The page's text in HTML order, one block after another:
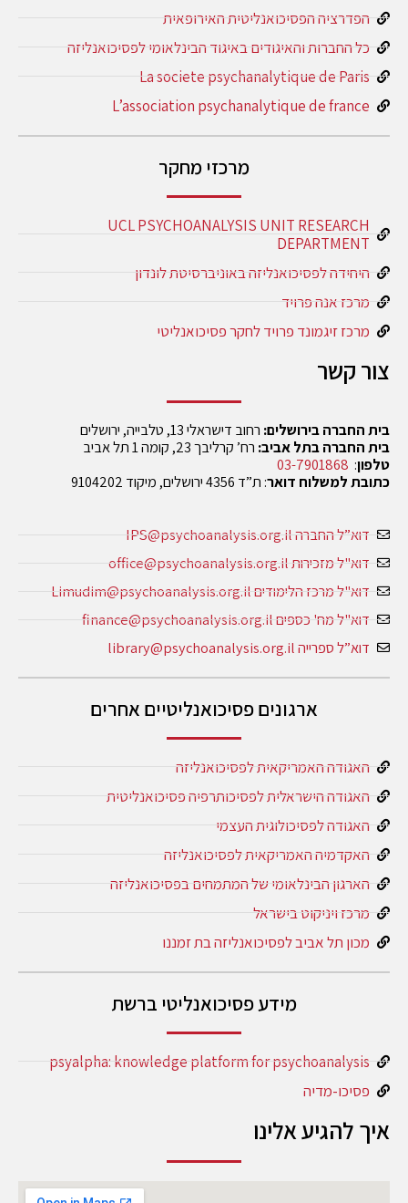
הפדרציה הפסיכואנליטית האירופאית
כל החברות והאיגודים באיגוד הבינלאומי לפסיכואנליזה
La societe psychanalytique de Paris
L’association psychanalytique de france
מרכזי מחקר
UCL PSYCHOANALYSIS UNIT RESEARCH
DEPARTMENT
היחידה לפסיכואנליזה באוניברסיטת לונדון
מרכז אנה פרויד
מרכז זיגמונד פרויד לחקר פסיכואנליטי
צור קשר
בית החברה בירושלים: רחוב דישראלי 13, טלבייה, ירושלים
בית החברה בתל אביב: רח’ קרליבך 23, קומה 1 תל אביב
טלפון:
03-7901868
כתובת למשלוח דואר: ת”ד 4356 ירושלים, מיקוד 9104202
דוא”ל החברה IPS@psychoanalysis.org.il
דוא"ל מזכירות office@psychoanalysis.org.il
דוא"ל מרכז הלימודים Limudim@psychoanalysis.org.il
דוא"ל מח' כספים finance@psychoanalysis.org.il
דוא”ל ספרייה library@psychoanalysis.org.il
ארגונים פסיכואנליטיים אחרים
האגודה האמריקאית לפסיכואנליזה
האגודה הישראלית לפסיכותרפיה פסיכואנליטית
האגודה לפסיכולוגית העצמי
האקדמיה האמריקאית לפסיכואנליזה
הארגון הבינלאומי של המתמחים בפסיכואנליזה
מרכז ויניקוט בישראל
מכון תל אביב לפסיכואנליזה בת זמננו
מידע פסיכואנליטי ברשת
psyalpha: knowledge platform for psychoanalysis
פסיכו-מדיה
איך להגיע אלינו